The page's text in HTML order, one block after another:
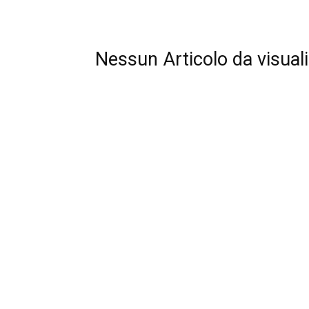
Nessun Articolo da